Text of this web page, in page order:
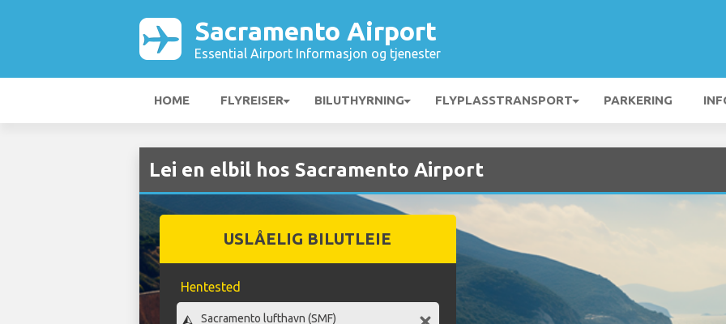
Sacramento Airport
Essential Airport Informasjon og tjenester
HOME FLYREISER BILUTHYRNING FLYPLASSTRANSPORT PARKERING
Lei en elbil hos Sacramento Airport
USLÅELIG BILUTLEIE
Hentested